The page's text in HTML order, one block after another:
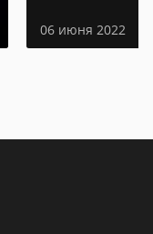
06 июня 2022